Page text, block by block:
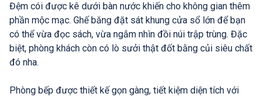
Đệm cói được kê dưới bàn nước khiến cho không gian thêm
phần mộc mạc. Ghế băng đặt sát khung cửa sổ lớn để bạn
có thể vừa đọc sách, vừa ngắm nhìn đồi núi trập trùng. Đặc
biệt, phòng khách còn có lò sưởi thật đốt bằng củi siêu chất
đó nha.
Phòng bếp được thiết kế gọn gàng, tiết kiệm diện tích với